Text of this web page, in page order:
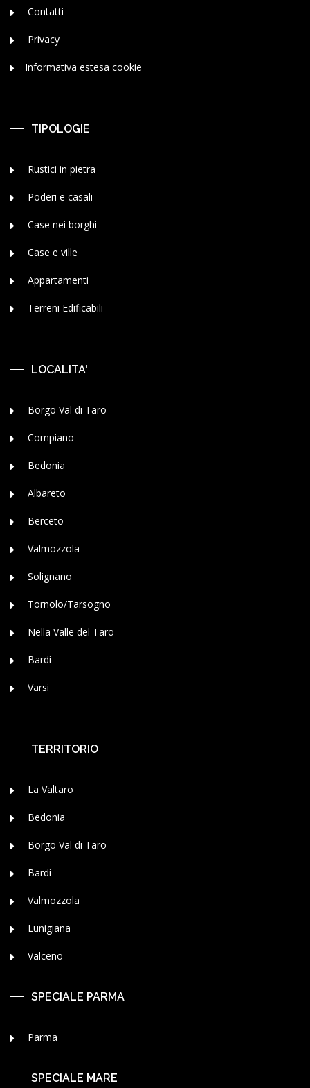
Contatti
Privacy
Informativa estesa cookie
TIPOLOGIE
Rustici in pietra
Poderi e casali
Case nei borghi
Case e ville
Appartamenti
Terreni Edificabili
LOCALITA'
Borgo Val di Taro
Compiano
Bedonia
Albareto
Berceto
Valmozzola
Solignano
Tornolo/Tarsogno
Nella Valle del Taro
Bardi
Varsi
TERRITORIO
La Valtaro
Bedonia
Borgo Val di Taro
Bardi
Valmozzola
Lunigiana
Valceno
SPECIALE PARMA
Parma
SPECIALE MARE